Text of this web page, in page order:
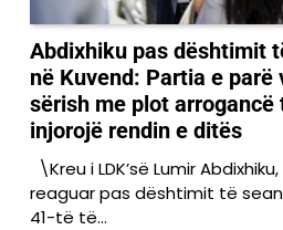
Abdixhiku pas dështimit
në Kuvend: Partia e parë
sërish me plot arrogancë
injorojë rendin e ditës
\Kreu i LDK’së Lumir
reaguar pas dështimit të
41-të të…